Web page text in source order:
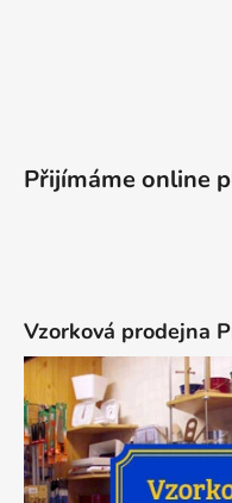
Přijímáme online
Vzorková prodejna